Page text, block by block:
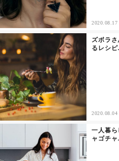
2020.08.17
ズボラ
るレシ
2020.08.04
一人暮
ャゴチ